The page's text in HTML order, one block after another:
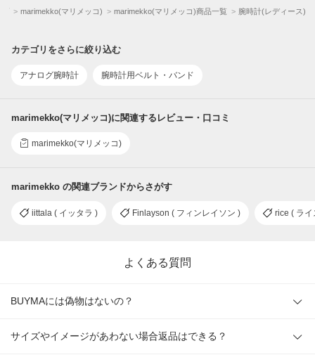
marimekko(マリメッコ) marimekko(マリメッコ)商品一覧 腕時計(レディース)
カテゴリをさらに絞り込む
アナログ腕時計 腕時計用ベルト・バンド
marimekko(マリメッコ)に関連するレビュー・口コミ
marimekko(マリメッコ)
marimekko の関連ブランドからさがす
iittala ( イッタラ ) Finlayson ( フィンレイソン ) rice ( ライ
よくある質問
BUYMAには偽物はないの？
サイズやイメージがあわない場合返品はできる？